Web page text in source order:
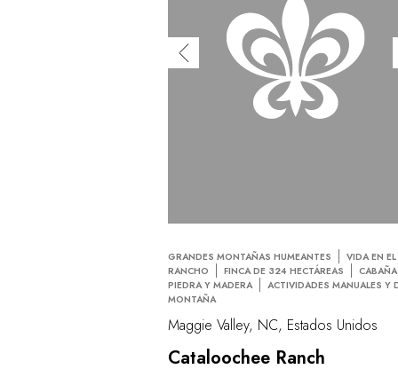
GRANDES MONTAÑAS HUMEANTES
VIDA EN EL
RANCHO
FINCA DE 324 HECTÁREAS
PIEDRA Y MADERA
ACTIVIDADES MANUALES Y
MONTAÑA
Maggie Valley, NC, Estados Unidos
Cataloochee Ranch